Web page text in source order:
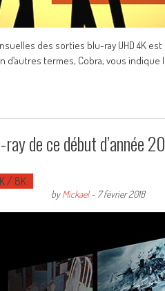
des sorties blu-ray UHD 4K
d’autres termes, Cobra, vous
de ce début d’année
/ 8K
byMickael- 7 février 2018